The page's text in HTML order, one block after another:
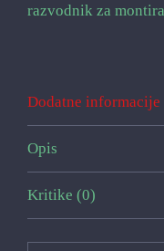
razvodnik za
Dodatne informacije
Opis
Kritike (0)